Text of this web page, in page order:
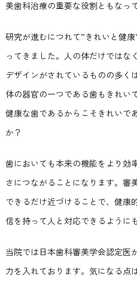
美歯科治療の重要な役割ともなっ
研究が進むにつれて”きれいと健
ってきました。人の体だけではな
デザインがされているものの多く
体の器官の一つである歯もきれい
健康な歯であるからこそきれいで
か？
歯においても本来の機能をより効
さにつながることになります。審
できるだけ近づけることで、健康
信を持って人と対応できるように
当院では日本歯科審美学会認定医
力を入れております。気になる点